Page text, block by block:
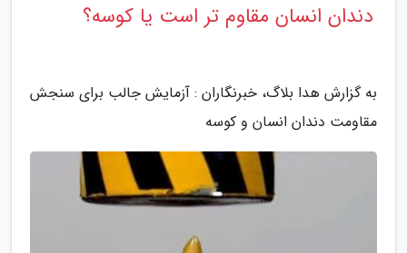
دندان انسان مقاوم تر است یا کوسه؟
به گزارش هدا بلاگ، خبرنگاران : آزمایش جالب برای سنجش
مقاومت دندان انسان و کوسه